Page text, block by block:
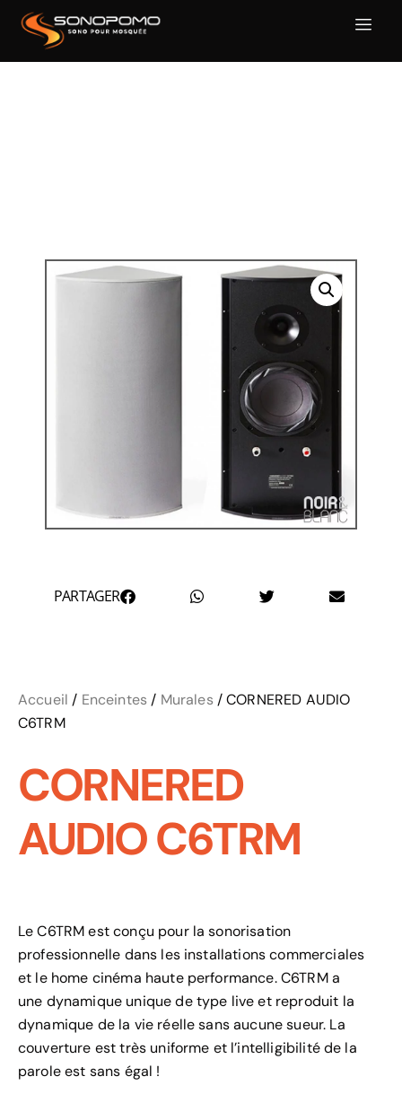
Accueil / Enceintes / Murales/ CORNERED AUDIO
C6TRM
CORNERED
AUDIO C6TRM
Le C6TRM est conçu pour la sonorisation
professionnelle dans les installations commerciales
et le home cinéma haute performance. C6TRM a
une dynamique unique de type live et reproduit la
dynamique de la vie réelle sans aucune sueur. La
couverture est très uniforme et l’intelligibilité de la
parole est sans égal !
PARTAGER